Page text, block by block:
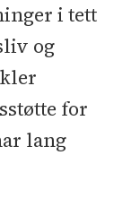
i tett
og
for
lang